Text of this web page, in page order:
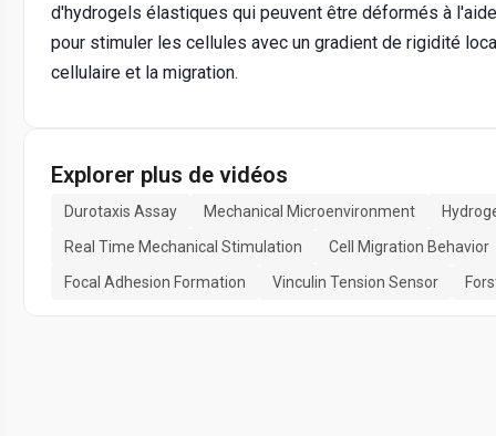
d'hydrogels élastiques qui peuvent être déformés à
pour stimuler les cellules avec un gradient de rigidité
cellulaire et la migration.
Explorer plus de vidéos
Durotaxis Assay Mechanical Microenvironment
Real Time Mechanical Stimulation
Cell Migration Behavior
Focal Adhesion Formation
Vinculin Tension Sensor